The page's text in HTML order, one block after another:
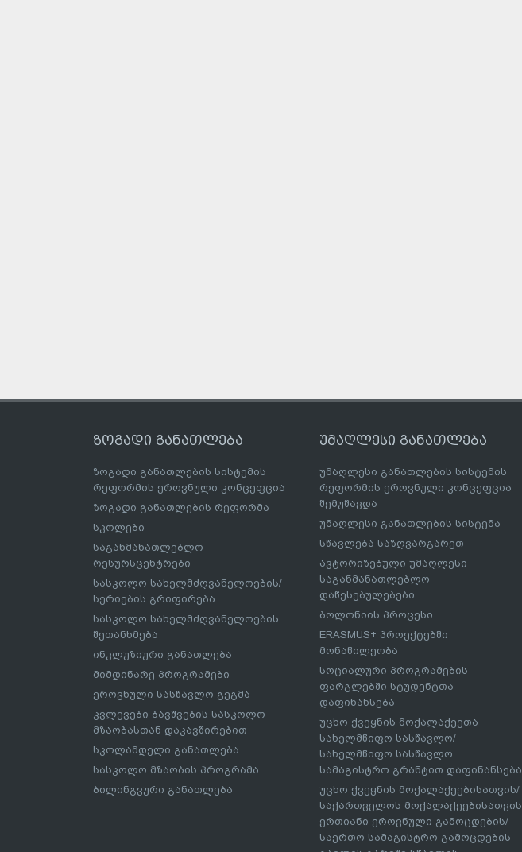
ზოგადი განათლება
ზოგადი განათლების სისტემის
რეფორმის ეროვნული კონცეფცია
ზოგადი განათლების რეფორმა
სკოლები
საგანმანათლებლო
რესურსცენტრები
სასკოლო სახელმძღვანელოების/
სერიების გრიფირება
სასკოლო სახელმძღვანელოების
შეთანხმება
ინკლუზიური განათლება
მიმდინარე პროგრამები
ეროვნული სასწავლო გეგმა
კვლევები ბავშვების სასკოლო
მზაობასთან დაკავშირებით
სკოლამდელი განათლება
სასკოლო მზაობის პროგრამა
ბილინგვური განათლება
უმაღლესი განათლება
უმაღლესი განათლების სისტემის
რეფორმის ეროვნული კონცეფცია
შემუშავდა
უმაღლესი განათლების სისტემა
სწავლება საზღვარგარეთ
ავტორიზებული უმაღლესი
საგანმანათლებლო
დაწესებულებები
ბოლონიის პროცესი
ERASMUS+ პროექტებში
მონაწილეობა
სოციალური პროგრამების
ფარგლებში სტუდენტთა
დაფინანსება
უცხო ქვეყნის მოქალაქეეთა
სახელმწიფო სასწავლო/
სახელმწიფო სასწავლო
სამაგისტრო გრანტით დაფინანსება
უცხო ქვეყნის მოქალაქეებისათვის/
საქართველოს მოქალაქეებისათვის
ერთიანი ეროვნული გამოცდების/
საერთო სამაგისტრო გამოცდების